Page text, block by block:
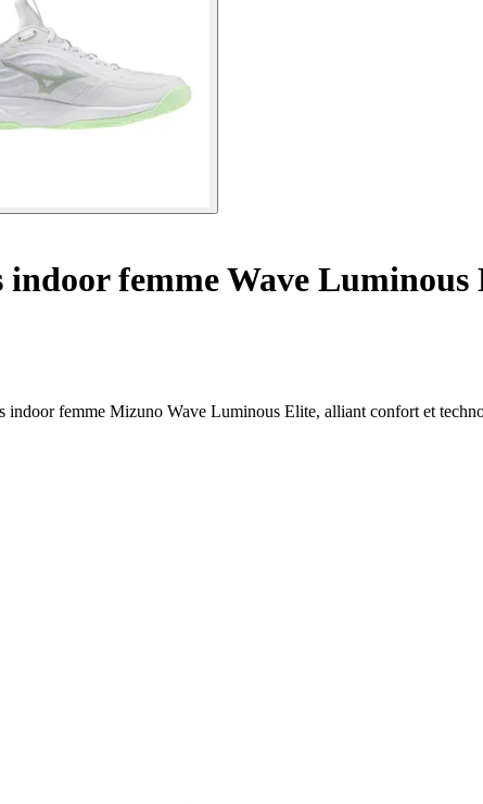
indoor femme Wave Luminous
indoor femme Mizuno Wave Luminous Elite, alliant confort et